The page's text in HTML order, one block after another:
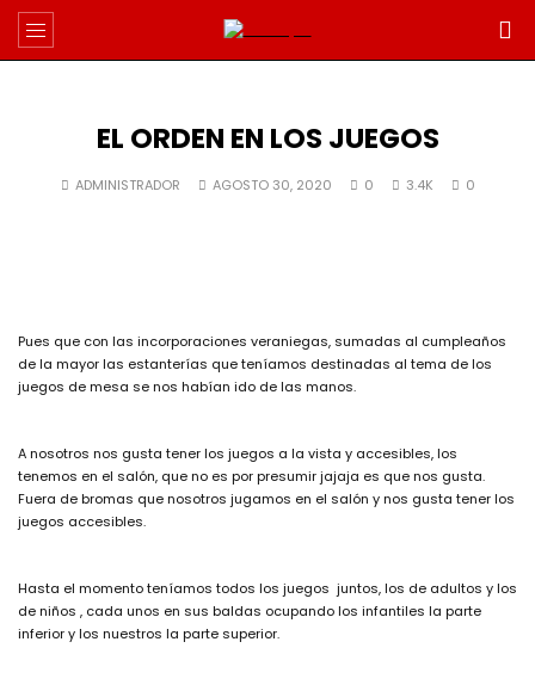
EL ORDEN EN LOS JUEGOS
ADMINISTRADOR AGOSTO 30, 2020 0 3.4K 0
Pues que con las incorporaciones veraniegas, sumadas al cumpleaños
de la mayor las estanterías que teníamos destinadas al tema de los
juegos de mesa se nos habían ido de las manos.
A nosotros nos gusta tener los juegos a la vista y accesibles, los
tenemos en el salón, que no es por presumir jajaja es que nos gusta.
Fuera de bromas que nosotros jugamos en el salón y nos gusta tener los
juegos accesibles.
Hasta el momento teníamos todos los juegos juntos, los de adultos y los
de niños , cada unos en sus baldas ocupando los infantiles la parte
inferior y los nuestros la parte superior.